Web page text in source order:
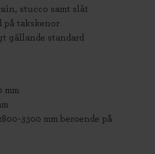
stucco samt slät
på takskenor
gällande standard
mm
3300 mm beroende på